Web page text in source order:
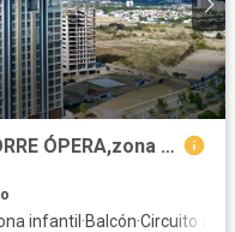
Departamento en Renta en TORRE ÓPERA,zona puerta de hierro, Real acueducto, Zapopan
infantil ·Balcón·Circuito